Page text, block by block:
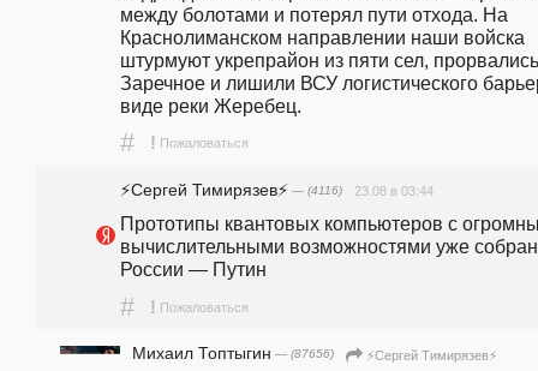
между болотами и потерял пути отхода. На
Краснолиманском направлении наши войска
штурмуют укрепрайон из пяти сел,
Заречное и лишили ВСУ логистического
виде реки Жеребец.
# ! Пожаловаться
⚡️Сергей Тимирязев⚡️ — (4116) 23.08 в 03:44
Прототипы квантовых компьютеров с
вычислительными возможностями уже
России — Путин
# ! Пожаловаться
Михаил Топтыгин — (87656)
⚡️Сергей Тимирязев⚡️